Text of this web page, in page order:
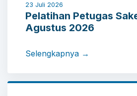
kualitas penyelenggaraan
berkelanjutan, termasuk
pelaksanaan Evaluasi
BPS Kota Manado dan
penyelenggaraan statistik
Manado semakin
23 Juli 2026
Pelatihan Petugas
Agustus 2026
Selengkapnya →